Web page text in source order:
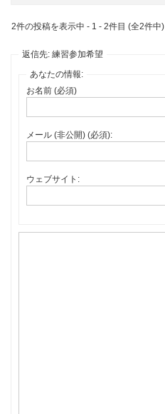
2件の投稿を表示中 - 1 - 2件目 (全2件中)
返信先: 練習参加希望
あなたの情報:
お名前 (必須)
メール (非公開) (必須):
ウェブサイト: